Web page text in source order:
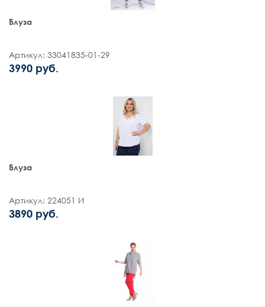
Блуза
Артикул: 33041835-01-29
3990 руб.
Блуза
Артикул: 224051 И
3890 руб.